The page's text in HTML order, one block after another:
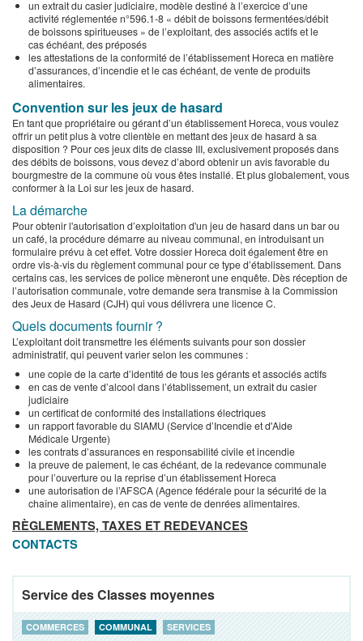
un extrait du casier judiciaire, modèle destiné à l’exercice d’une
activité réglementée n°596.1-8 « débit de boissons fermentées/débit
de boissons spiritueuses » de l’exploitant, des associés actifs et le
cas échéant, des préposés
les attestations de la conformité de l’établissement Horeca en matière
d’assurances, d’incendie et le cas échéant, de vente de produits
alimentaires.
Convention sur les jeux de hasard
En tant que propriétaire ou gérant d’un établissement Horeca, vous voulez
offrir un petit plus à votre clientèle en mettant des jeux de hasard à sa
disposition ? Pour ces jeux dits de classe III, exclusivement proposés dans
des débits de boissons, vous devez d’abord obtenir un avis favorable du
bourgmestre de la commune où vous êtes installé. Et plus globalement, vous
conformer à la Loi sur les jeux de hasard.
La démarche
Pour obtenir l'autorisation d’exploitation d'un jeu de hasard dans un bar ou
un café, la procédure démarre au niveau communal, en introduisant un
formulaire prévu à cet effet. Votre dossier Horeca doit également être en
ordre vis-à-vis du règlement communal pour ce type d’établissement. Dans
certains cas, les services de police mèneront une enquête. Dès réception de
l’autorisation communale, votre demande sera transmise à la Commission
des Jeux de Hasard (CJH) qui vous délivrera une licence C.
Quels documents fournir ?
L’exploitant doit transmettre les éléments suivants pour son dossier
administratif, qui peuvent varier selon les communes :
une copie de la carte d’identité de tous les gérants et associés actifs
en cas de vente d’alcool dans l’établissement, un extrait du casier
judiciaire
un certificat de conformité des installations électriques
un rapport favorable du SIAMU (Service d’Incendie et d'Aide
Médicale Urgente)
les contrats d’assurances en responsabilité civile et incendie
la preuve de paiement, le cas échéant, de la redevance communale
pour l’ouverture ou la reprise d’un établissement Horeca
une autorisation de l’AFSCA (Agence fédérale pour la sécurité de la
chaîne alimentaire), en cas de vente de denrées alimentaires.
RÈGLEMENTS, TAXES ET REDEVANCES
CONTACTS
Service des Classes moyennes
COMMERCES COMMUNAL SERVICES